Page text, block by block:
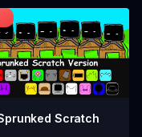
Scratch